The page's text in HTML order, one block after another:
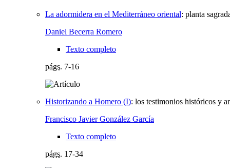
La adormidera en el Mediterráneo oriental: planta
Daniel Becerra Romero
Texto completo
págs. 7-16
Historizando a Homero (I): los testimonios históricos y
Francisco Javier González García
Texto completo
págs. 17-34